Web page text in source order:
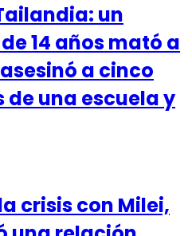
un
14 años mató a
a cinco
una escuela y
crisis con Milei,